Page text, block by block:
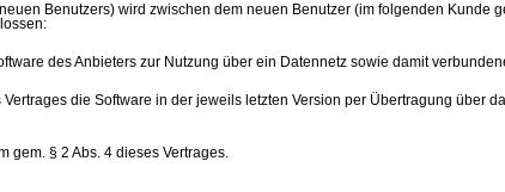
Benutzers) wird zwischen dem neuen Benutzer (im folgenden Kunde
des Anbieters zur Nutzung über ein Datennetz sowie damit
die Software in der jeweils letzten Version per Übertragung über
gem. § 2 Abs. 4 dieses Vertrages.